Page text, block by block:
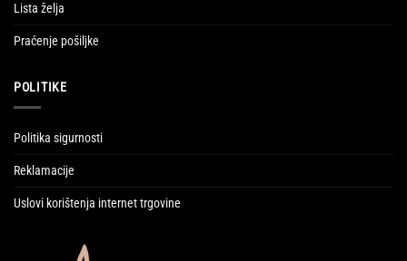
Lista želja
Praćenje pošiljke
POLITIKE
Politika sigurnosti
Reklamacije
Uslovi korištenja internet trgovine